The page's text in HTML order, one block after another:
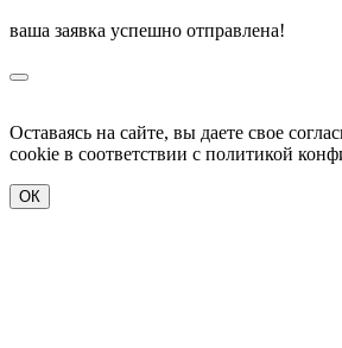
ваша заявка успешно отправлена!
Оставаясь на сайте, вы даете свое
cookie в соответствии c политикой
ОК